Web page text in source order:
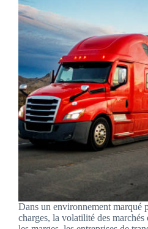
Dans un environnement marqué
charges, la volatilité des marchés